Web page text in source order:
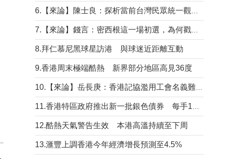
8.拜仁慕尼黑球星訪港 與球迷近距離互動
9.香港周末極端酷熱 新界部分地區高見36度
12.酷熱天氣警告生效 本港高溫持續至下周
13.滙豐上調香港今年經濟增長預測至4.5%